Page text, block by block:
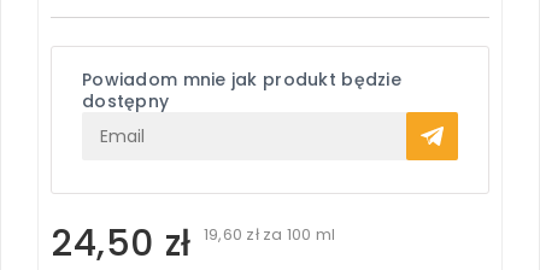
Powiadom mnie jak produkt będzie
dostępny
24,50 zł 19,60 złza 100 ml